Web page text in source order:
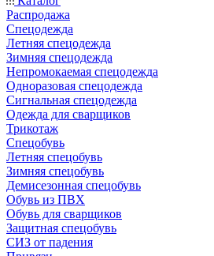
Распродажа
Спецодежда
Летняя спецодежда
Зимняя спецодежда
Непромокаемая спецодежда
Одноразовая спецодежда
Сигнальная спецодежда
Одежда для сварщиков
Трикотаж
Спецобувь
Летняя спецобувь
Зимняя спецобувь
Демисезонная спецобувь
Обувь из ПВХ
Обувь для сварщиков
Защитная спецобувь
СИЗ от падения